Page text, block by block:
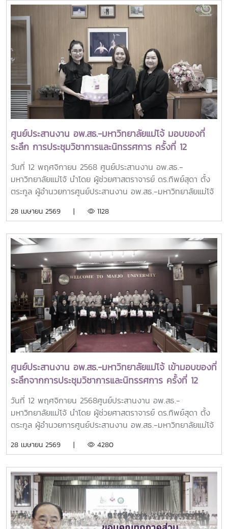
เกี่ยวข้อง อีกทั้งได้รับเกียรติจาก นายพรชัย จุฑามาศ รองผู้
อำนวยการ อพ.สธ. และ ดร.ปิยรัษฎ์ ปริญญาพงษ์ เจริญทรัพย์
ผู้ช่วยผู้อำนวยการ อพ.สธ. / เลขานุการคณะกรรมการโครงการ
อนุรักษ์พันธุกรรมพืชฯ อพ.สธ.เข้าร่วมประชุมในครั้งนี้ด้วยทั้งนี้
ผู้ช่วยศาสตราจารย์ ดร.ทิพย์สุดา ตั้งตระกูล ผู้อำนวยการศูนย์
ประสานงาน อพ.สธ.-มหาวิทยาลัยแม่โจ้ กรรมการและผู้ช่วย
เลขานุการคณะกรรมการดำเนินงานฯ ได้รายงานสรุปงาน แจ้ง
ปัญหา และการแก้ไขของคณะอนุกรรมการดำเนินงานฯ 18 ฝ่าย
ให้ที่ประชุมได้ทราบในประเด็น ต่าง ๆทั้งนี้ มีผู้เข้าร่วมการประชุม
รวมทั้งสิ้น 34 ท่าน แบ่งเป็นผู้เข้าร่วมในห้องประชุม 30 ท่าน และ
ผ่านระบบออนไลน์ด้วยโปรแกรม ZOOM MEETING ทั้งหมด 4
ท่านณ ห้องประชุมรวงผึ้ง ชั้น 5 อาคารสำนักงานมหาวิทยาลัย
มหาวิทยาลัยแม่โจ้
ศูนย์ประสานงาน อพ.สธ.-มหาวิทยาลัยแม่โจ้ มอบของที่
ระลึก การประชุมวิชาการและนิทรรศการ ครั้งที่ 12
ทรัพยากรไทย : หวนดูทรัพย์สิ่งสินตน แทนคำขอบคุณ
สำหรับคณะทำงาน
วันที่ 12 พฤศจิกายน 2568 ศูนย์ประสานงาน อพ.สธ.-
มหาวิทยาลัยแม่โจ้ นำโดย ผู้ช่วยศาสตราจารย์ ดร.ทิพย์สุดา ตั้ง
ตระกูล ผู้อำนวยการศูนย์ประสานงาน อพ.สธ.-มหาวิทยาลัยแม่โจ้
ศูนย์ประสานงาน อพ.สธ.-มหาวิทยาลัยแม่โจ้ ได้มอบของที่ระลึก
หวนดูทรัพย์สิ่งสินตน แทนคำขอบคุณ สำหรับคณะทำงาน ของ
มหาวิทยาลัยแม่โจ้ ที่ร่วมแรงร่วมใจทำให้งานบรรลุเป้าหมาย และ
ผ่านไปได้อย่างลุล่วงด้วยดีณ มหาวิทยาลัยแม่โจ้ จังหวัดเชียงใหม่
28 เมษายน 2569 | 1128
ศูนย์ประสานงาน อพ.สธ.-มหาวิทยาลัยแม่โจ้ เข้ามอบของที่
ระลึกจากการประชุมวิชาการและนิทรรศการ ครั้งที่ 12
“ทรัพยากรไทย : หวนดูทรัพย์สิ่งสินตน” เพื่อแสดงความ
ขอบคุณต่อคณะกรรมการดำเนินงาน
วันที่ 12 พฤศจิกายน 2568ศูนย์ประสานงาน อพ.สธ.-
มหาวิทยาลัยแม่โจ้ นำโดย ผู้ช่วยศาสตราจารย์ ดร.ทิพย์สุดา ตั้ง
ตระกูล ผู้อำนวยการศูนย์ประสานงาน อพ.สธ.-มหาวิทยาลัยแม่โจ้
ศูนย์ฯ ได้มอบของที่ระลึกจากการประชุมวิชาการและนิทรรศการ
ความขอบคุณต่อคณะกรรมการดำเนินงานทุกท่าน ที่ได้ร่วมแรง
ร่วมใจดำเนินงานจนสำเร็จลุล่วงไปด้วยดีในการนี้ ได้รับเกียรติ
จาก รองศาสตราจารย์ ดร.วีระพล ทองมา อธิการบดี
มหาวิทยาลัยแม่โจ้ เป็นผู้รับมอบของที่ระลึก
28 เมษายน 2569 | 4280